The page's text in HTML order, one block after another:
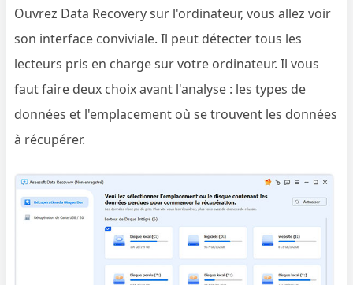
Ouvrez Data Recovery sur l'ordinateur, vous allez voir
son interface conviviale. Il peut détecter tous les
lecteurs pris en charge sur votre ordinateur. Il vous
faut faire deux choix avant l'analyse : les types de
données et l'emplacement où se trouvent les données
à récupérer.